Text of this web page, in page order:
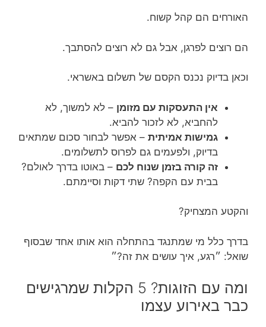
האורחים הם קהל קשוח.
הם רוצים לפרגן, אבל גם לא רוצים להסתבך.
וכאן בדיוק נכנס הקסם של תשלום באשראי.
אין התעסקות עם מזומן – לא למשוך, לא
להחביא, לא לזכור להביא.
גמישות אמיתית – אפשר לבחור סכום שמתאים
בדיוק, ולפעמים גם לפרוס לתשלומים.
זה קורה בזמן שנוח לכם – באוטו בדרך לאולם?
בבית עם הקפה? שתי דקות וסיימתם.
והקטע המצחיק?
בדרך כלל מי שמתנגד בהתחלה הוא אותו אחד שבסוף
שואל: ״רגע, איך עושים את זה?״
ומה עם הזוגות? 5 הקלות שמרגישים
כבר באירוע עצמו